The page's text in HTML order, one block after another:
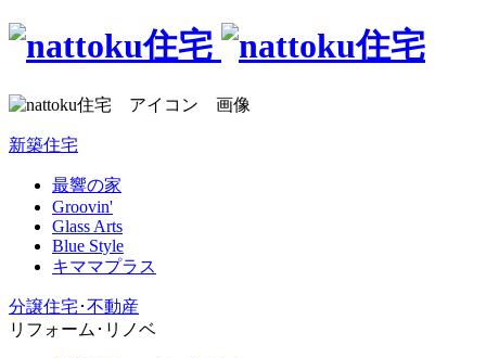
新築住宅
最響の家
Groovin'
Glass Arts
Blue Style
キママプラス
分譲住宅･不動産
リフォーム･リノベ